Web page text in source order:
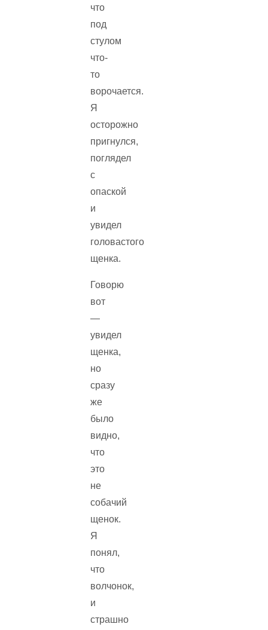
что
под
стулом
что-
то
ворочается.
Я
осторожно
пригнулся,
поглядел
с
опаской
и
увидел
головастого
щенка.
Говорю
вот
—
увидел
щенка,
но
сразу
же
было
видно,
что
это
не
собачий
щенок.
Я
понял,
что
волчонок,
и
страшно